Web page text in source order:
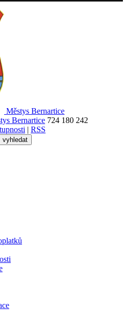
Městys Bernartice
Bernartice 724 180 242
| RSS